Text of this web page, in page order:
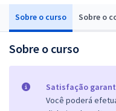
Sobre o curso Sobre o
Sobre o curso
Satisfação
Você poderá